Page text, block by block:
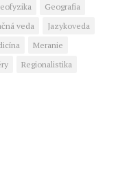
Geografia
veda
Jazykoveda
Meranie
Regionalistika